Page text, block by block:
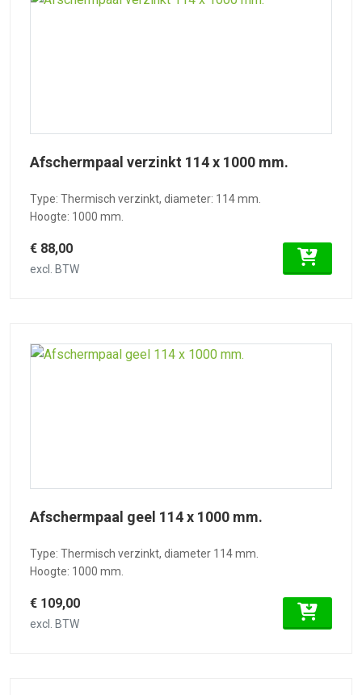
Afschermpaal verzinkt 114 x 1000 mm.
Type: Thermisch verzinkt, diameter: 114 mm.
Hoogte: 1000 mm.
€ 88,00
excl. BTW
Afschermpaal geel 114 x 1000 mm.
Type: Thermisch verzinkt, diameter 114 mm.
Hoogte: 1000 mm.
€ 109,00
excl. BTW